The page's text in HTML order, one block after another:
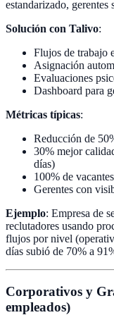
estandarizado,
Solución con Talivo:
Flujos de trabajo
Asignación
Evaluaciones
Dashboard para
Métricas típicas:
Reducción de
30% mejor
días)
100% de
Gerentes con
Ejemplo: Empresa de
reclutadores usando
flujos por nivel
días subió de 70% a
Corporativos y
empleados)